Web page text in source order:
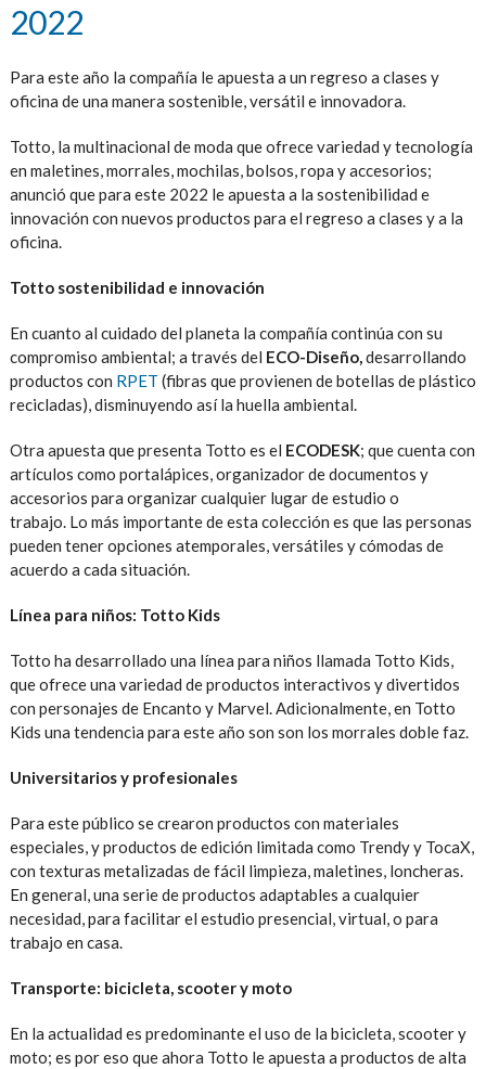
2022
Para este año la compañía le apuesta a un regreso a clases y
oficina de una manera sostenible, versátil e innovadora.
Totto, la multinacional de moda que ofrece variedad y tecnología
en maletines, morrales, mochilas, bolsos, ropa y accesorios;
anunció que para este 2022 le apuesta a la sostenibilidad e
innovación con nuevos productos para el regreso a clases y a la
oficina.
Totto sostenibilidad e innovación
En cuanto al cuidado del planeta la compañía continúa con su
compromiso ambiental; a través del ECO-Diseño,desarrollando
productos con RPET (fibras que provienen de botellas de plástico
recicladas), disminuyendo así la huella ambiental.
Otra apuesta que presenta Totto es el ECODESK; que cuenta con
artículos como portalápices, organizador de documentos y
accesorios para organizar cualquier lugar de estudio o
trabajo. Lo más importante de esta colección es que las personas
pueden tener opciones atemporales, versátiles y cómodas de
acuerdo a cada situación.
Línea para niños: Totto Kids
Totto ha desarrollado una línea para niños llamada Totto Kids,
que ofrece una variedad de productos interactivos y divertidos
con personajes de Encanto y Marvel. Adicionalmente, en Totto
Kids una tendencia para este año son son los morrales doble faz.
Universitarios y profesionales
Para este público se crearon productos con materiales
especiales, y productos de edición limitada como Trendy y TocaX,
con texturas metalizadas de fácil limpieza, maletines, loncheras.
En general, una serie de productos adaptables a cualquier
necesidad, para facilitar el estudio presencial, virtual, o para
trabajo en casa.
Transporte: bicicleta, scooter y moto
En la actualidad es predominante el uso de la bicicleta, scooter y
moto; es por eso que ahora Totto le apuesta a productos de alta